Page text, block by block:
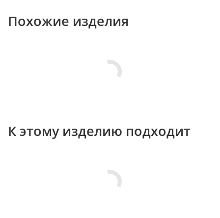
Похожие изделия
К этому изделию подходит